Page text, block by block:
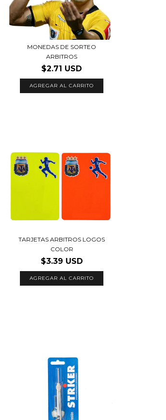
MONEDAS DE SORTEO
ARBITROS
$2.71 USD
AGREGAR AL CARRITO
TARJETAS ARBITROS LOGOS
COLOR
$3.39 USD
AGREGAR AL CARRITO